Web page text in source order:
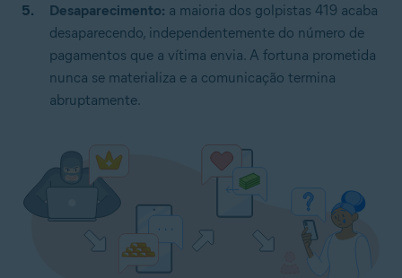
Desaparecimento: a maioria dos golpistas 419 acaba
desaparecendo, independentemente do número de
pagamentos que a vítima envia. A fortuna prometida
nunca se materializa e a comunicação termina
abruptamente.